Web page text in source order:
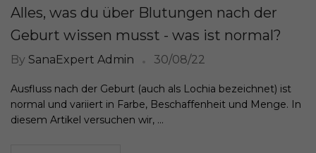
Alles, was du über Blutungen nach der
Geburt wissen musst - was ist normal?
By SanaExpert Admin 30/08/22
Ausfluss nach der Geburt (auch als Lochia bezeichnet) ist
normal und variiert in Farbe, Beschaffenheit und Menge. In
diesem Artikel versuchen wir, ...